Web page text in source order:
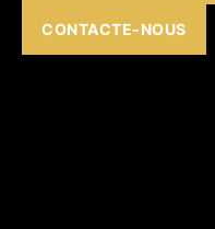
CONTACTE-NOUS